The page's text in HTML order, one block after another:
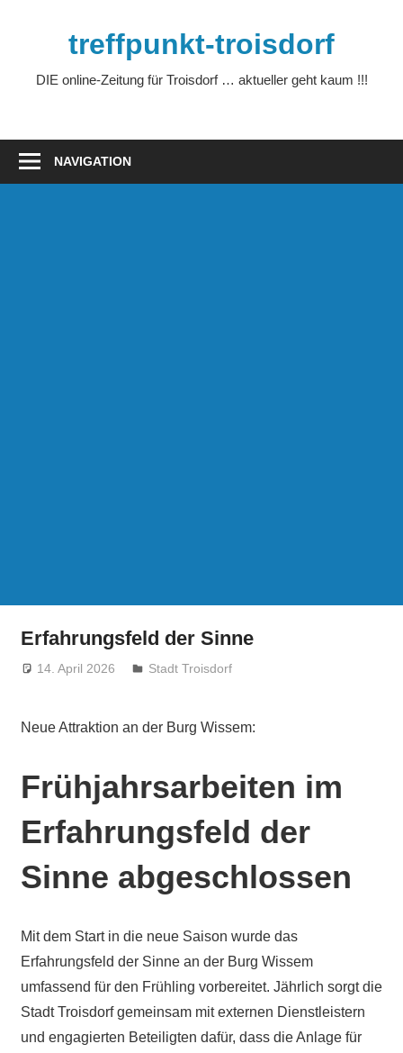
treffpunkt-troisdorf
DIE online-Zeitung für Troisdorf … aktueller geht kaum !!!
NAVIGATION
Erfahrungsfeld der Sinne
14. April 2026 treffpunkt
Stadt Troisdorf
Neue Attraktion an der Burg Wissem:
Frühjahrsarbeiten im
Erfahrungsfeld der
Sinne abgeschlossen
Mit dem Start in die neue Saison wurde das
Erfahrungsfeld der Sinne an der Burg Wissem
umfassend für den Frühling vorbereitet. Jährlich sorgt die
Stadt Troisdorf gemeinsam mit externen Dienstleistern
und engagierten Beteiligten dafür, dass die Anlage für